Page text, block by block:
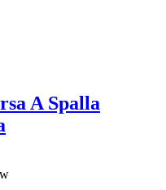
A Spalla